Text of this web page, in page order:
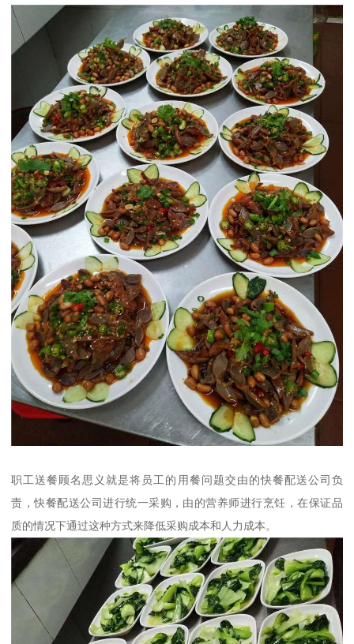
职工送餐顾名思义就是将员工的用餐问题交由的快餐配送公司负
责，快餐配送公司进行统一采购，由的营养师进行烹饪，在保证品
质的情况下通过这种方式来降低采购成本和人力成本。